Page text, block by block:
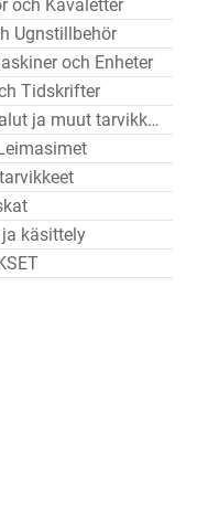
och Kavaletter
Ugnstillbehör
och Enheter
Tidskrifter
ja muut tarvikkeet
käsittely